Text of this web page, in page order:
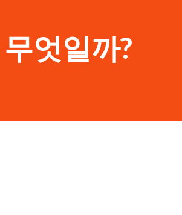
엇일까?